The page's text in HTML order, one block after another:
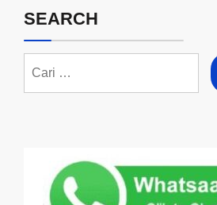
SEARCH